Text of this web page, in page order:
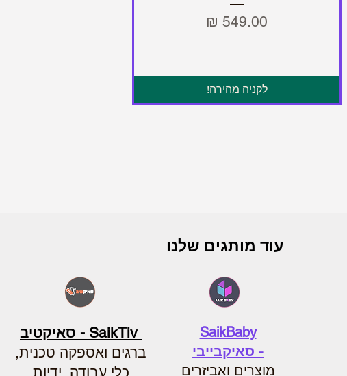
מחיר
לקניה מהירה!
עוד מותגים שלנו
SaikBaby
- סאיקבייבי
מוצרים ואביזרים
SaikTiv - סאיקטיב
ברגים ואספקה טכנית,
כלי עבודה, ידיות